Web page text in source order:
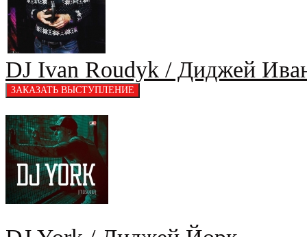
DJ Ivan Roudyk / Диджей